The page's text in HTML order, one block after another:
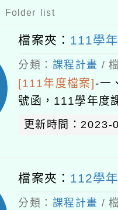
Folder list
檔案夾： 111學
分類： 課程計畫 /
[111年度檔案]-一
號函，111學年度
更新時間：
檔案夾： 112學
分類： 課程計畫 /